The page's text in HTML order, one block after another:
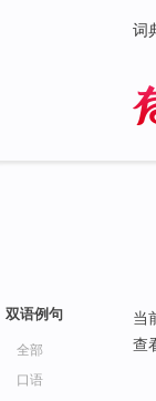
词
双语例句
全部
口语
当
查